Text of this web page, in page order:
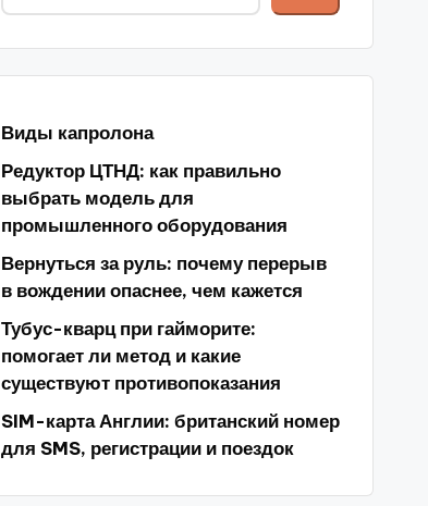
Виды капролона
Редуктор ЦТНД: как правильно
выбрать модель для
промышленного оборудования
Вернуться за руль: почему перерыв
в вождении опаснее, чем кажется
Тубус-кварц при гайморите:
помогает ли метод и какие
существуют противопоказания
SIM-карта Англии: британский номер
для SMS, регистрации и поездок